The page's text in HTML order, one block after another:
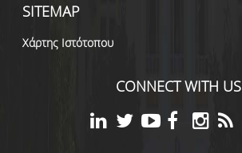
SITEMAP
Χάρτης Ιστότοπου
CONNECT WITH US